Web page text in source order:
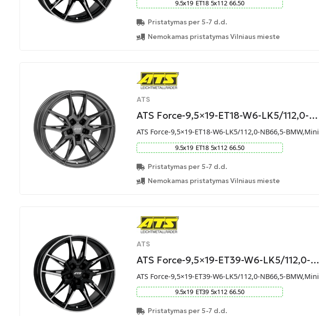
9.5x19 ET18 5x112 66.50
Pristatymas per 5-7 d.d.
Nemokamas pristatymas Vilniaus mieste
ATS
ATS Force-9,5×19-ET18-W6-LK5/112,0-…
ATS Force-9,5×19-ET18-W6-LK5/112,0-NB66,5-BMW,Mini
9.5x19 ET18 5x112 66.50
Pristatymas per 5-7 d.d.
Nemokamas pristatymas Vilniaus mieste
ATS
ATS Force-9,5×19-ET39-W6-LK5/112,0-…
ATS Force-9,5×19-ET39-W6-LK5/112,0-NB66,5-BMW,Mini
9.5x19 ET39 5x112 66.50
Pristatymas per 5-7 d.d.